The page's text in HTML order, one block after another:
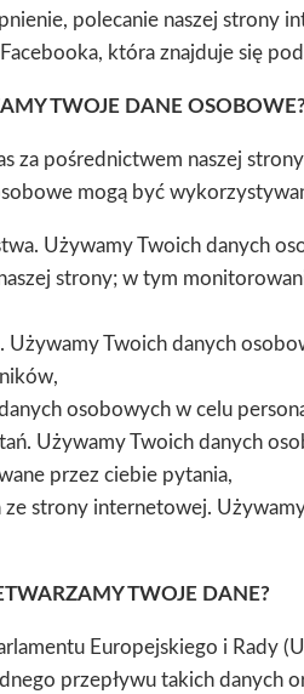
polecanie naszej strony
która znajduje się
TWOJE DANE OSOBOWE?
za pośrednictwem naszej
mogą być
Używamy Twoich danych
strony; w tym
Używamy Twoich danych
osobowych w celu
Używamy Twoich danych
przez ciebie pytania,
strony internetowej.
TWOJE DANE?
Europejskiego i Rady
przepływu takich